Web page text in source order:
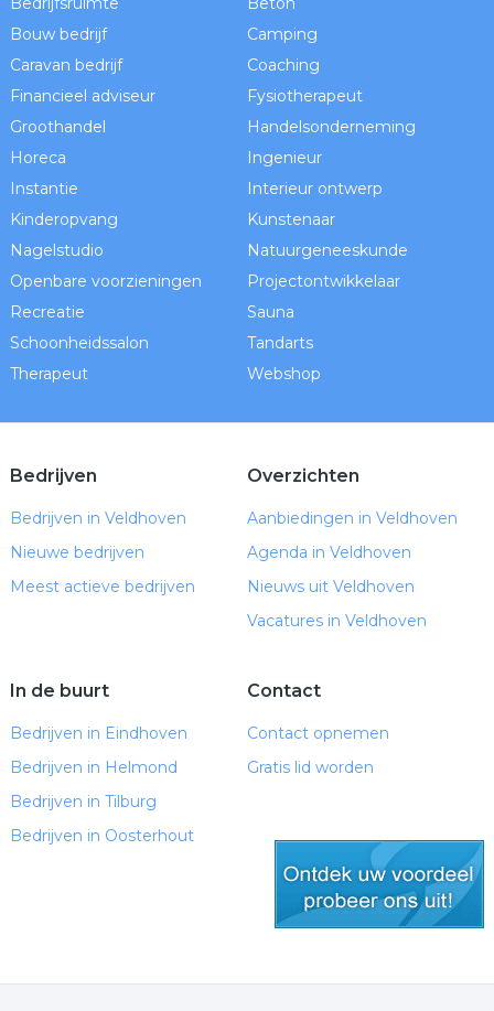
Bouw bedrijf
Camping
Caravan bedrijf
Coaching
Financieel adviseur
Fysiotherapeut
Groothandel
Handelsonderneming
Horeca
Ingenieur
Instantie
Interieur ontwerp
Kinderopvang
Kunstenaar
Nagelstudio
Natuurgeneeskunde
Openbare voorzieningen
Projectontwikkelaar
Recreatie
Sauna
Schoonheidssalon
Tandarts
Therapeut
Webshop
Bedrijven
Bedrijven in Veldhoven
Nieuwe bedrijven
Meest actieve bedrijven
Overzichten
Aanbiedingen in Veldhoven
Agenda in Veldhoven
Nieuws uit Veldhoven
Vacatures in Veldhoven
In de buurt
Bedrijven in Eindhoven
Bedrijven in Helmond
Bedrijven in Tilburg
Bedrijven in Oosterhout
Contact
Contact opnemen
Gratis lid worden